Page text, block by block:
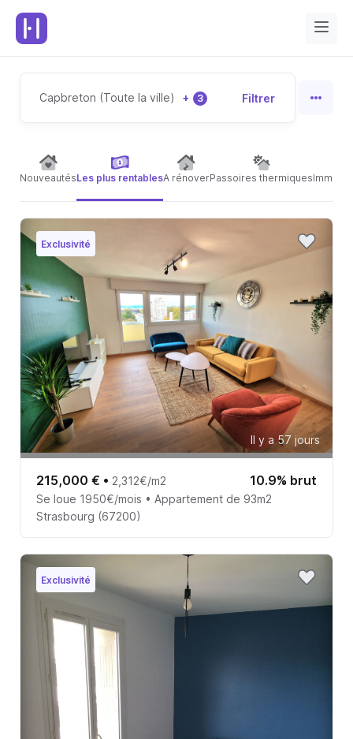
Capbreton (Toute la ville) + 3 Filtrer
NouveautésLes plus rentablesA rénoverPassoires thermiques
Exclusivité
Il y a 57 jours
215,000 € • 2,312€/m2 10.9% brut
Se loue 1950€/mois • Appartement de 93m2
Strasbourg (67200)
Exclusivité